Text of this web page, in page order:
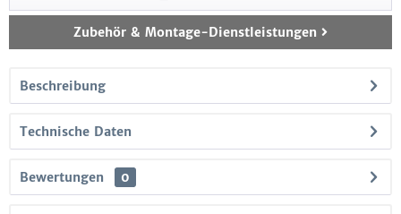
Zubehör & Montage-Dienstleistungen
Beschreibung
Technische Daten
Bewertungen 0